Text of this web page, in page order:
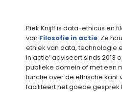
Piek Knijff is data-ethicus en
van Filosofie in actie. Ze
ethiek van data, technologie
in actie’ adviseert sinds 2013
publieke domein of met een
functie over de ethische kant
faciliteert het goede gesprek